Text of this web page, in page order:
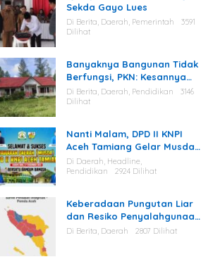
Sekda Gayo Lues
Di Berita, Daerah, Pemerintah
3591
Dilihat
Banyaknya Bangunan Tidak
Berfungsi, PKN: Kesannya
Cuma Berharap Kegiatan
Di Berita, Daerah, Pendidikan
3146
Dilihat
Nanti Malam, DPD II KNPI
Aceh Tamiang Gelar Musda
V
Di Daerah, Headline,
Pendidikan
2924 Dilihat
Keberadaan Pungutan Liar
dan Resiko Penyalahgunaan
Fasilitas Kantor Masih Tinggi
Di Berita, Daerah 2807 Dilihat